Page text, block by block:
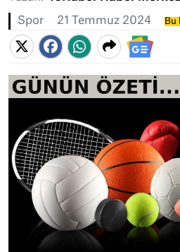
Spor 21 Temmuz 2024 Bu